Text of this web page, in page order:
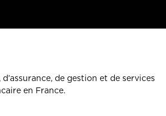
de gestion et de services
en France.